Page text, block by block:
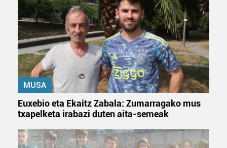
MUSA
Euxebio eta Ekaitz Zabala: Zumarragako mus
txapelketa irabazi duten aita-semeak